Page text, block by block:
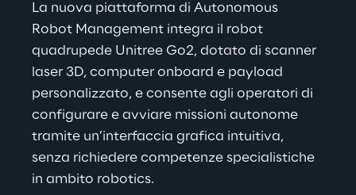
La nuova piattaforma di Autonomous
Robot Management integra il robot
quadrupede Unitree Go2, dotato di scanner
laser 3D, computer onboard e payload
personalizzato, e consente agli operatori di
configurare e avviare missioni autonome
tramite un’interfaccia grafica intuitiva,
senza richiedere competenze specialistiche
in ambito robotics.